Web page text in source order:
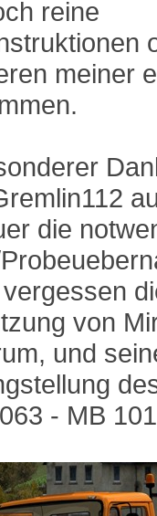
reine
meiner
die
von
und
- MB